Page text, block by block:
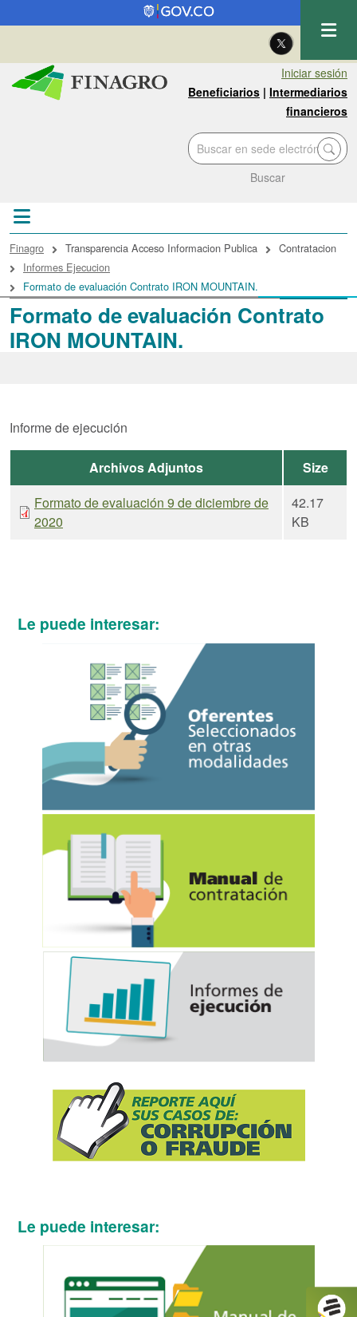
Pasar al contenido principal
| Eng
Iniciar sesión
Beneficiarios | Intermediarios
financieros
Buscar
Formato de evaluación Contrato
IRON MOUNTAIN.
enlaces de ayuda a la
Finagro Transparencia Acceso Informacion Publica
Contratacion
Informes Ejecucion
Formato de evaluación Contrato IRON MOUNTAIN.
Informe de ejecución
Archivos Adjuntos
Size
Formato de evaluación 9 de diciembre de
2020
42.17
KB
Le puede interesar:
Le puede interesar: